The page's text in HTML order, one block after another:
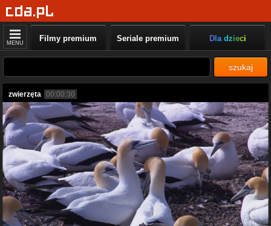
MENU Filmy premium Seriale premium Dla dzieci
szukaj
zwierzęta 00:00:30